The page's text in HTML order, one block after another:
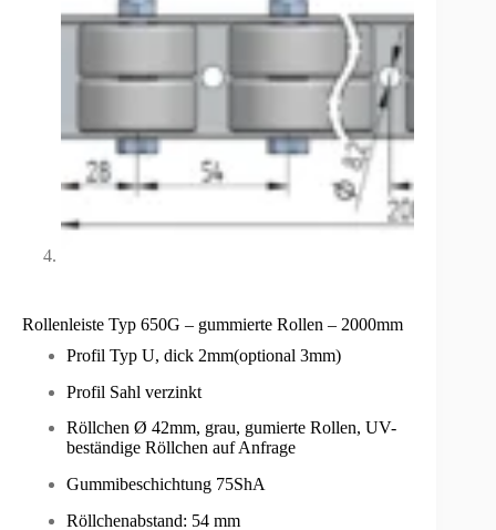
Rollenleiste Typ 650G – gummierte Rollen – 2000mm
Profil Typ U, dick 2mm(optional 3mm)
Profil Sahl verzinkt
Röllchen Ø 42mm, grau, gumierte Rollen, UV-
beständige Röllchen auf Anfrage
Gummibeschichtung 75ShA
Röllchenabstand: 54 mm